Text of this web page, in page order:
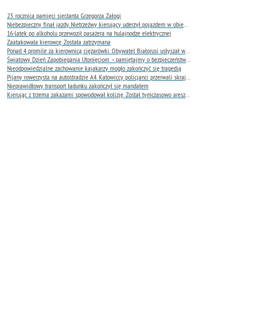
23. rocznica pamięci sierżanta Grzegorza Załogi
16-latek po alkoholu przewoził pasażera na hulajnodze elektrycznej
Zaatakowała kierowcę. Została zatrzymana
Nieodpowiedzialne zachowanie kajakarzy mogło zakończyć się tragedią
Nieprawidłowy transport ładunku zakończył się mandatem